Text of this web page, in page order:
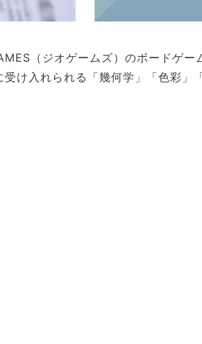
（ジオゲームズ）のボードゲー
け入れられる「幾何学」「色彩」